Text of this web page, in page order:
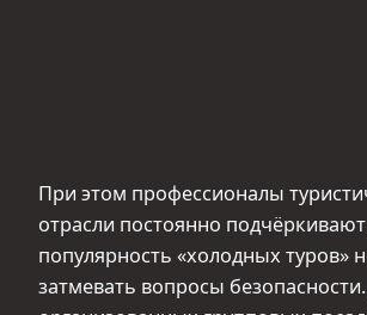
При этом профессионалы
отрасли постоянно
популярность «холодных туров»
затмевать вопросы